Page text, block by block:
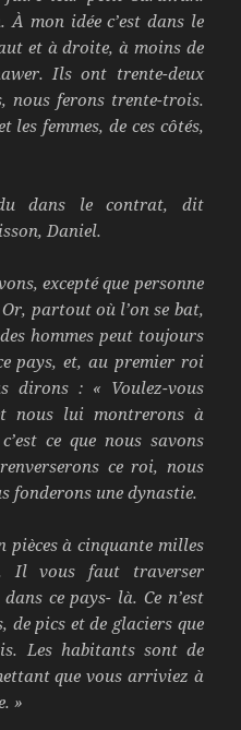
À mon idée c’est dans le
et à droite, à moins de
Ils ont trente-deux
nous ferons trente-trois.
les femmes, de ces côtés,
dans le contrat, dit
Daniel.
excepté que personne
Or, partout où l’on se bat,
hommes peut toujours
pays, et, au premier roi
dirons : « Voulez-vous
nous lui montrerons à
ce que nous savons
ce roi, nous
fonderons une dynastie.
à cinquante milles
Il vous faut traverser
ce pays- là. Ce n’est
de pics et de glaciers que
Les habitants sont de
que vous arriviez à
»